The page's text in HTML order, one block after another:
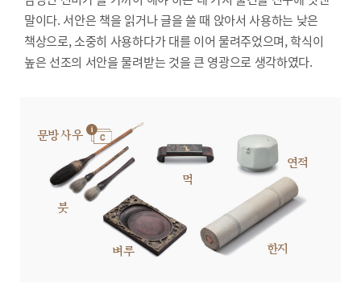
말이다. 서안은 책을 읽거나 글을 쓸 때 앉아서 사용하는 낮은
책상으로, 소중히 사용하다가 대를 이어 물려주었으며, 학식이
높은 선조의 서안을 물려받는 것을 큰 영광으로 생각하였다.
문방사우
붓
먹
연적
벼루 한지